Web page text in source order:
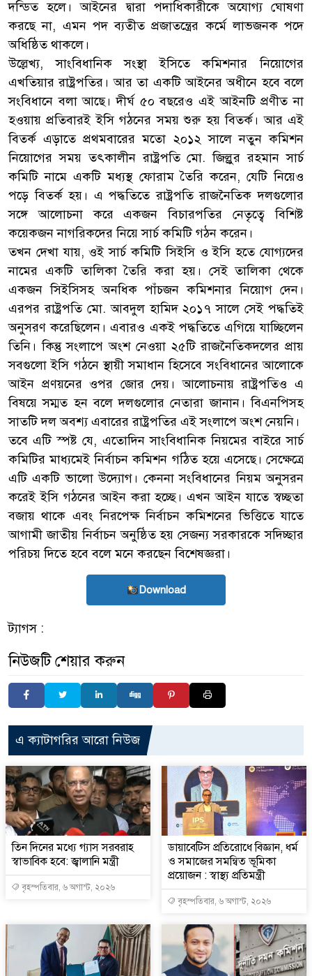
দন্ডিত হলে। আইনের দ্বারা পদাধিকারীকে অযোগ্য ঘোষণা
করছে না, এমন পদ ব্যতীত প্রজাতন্ত্রের কর্মে লাভজনক পদে
অধিষ্ঠিত থাকলে।
উল্লেখ্য, সাংবিধানিক সংস্থা ইসিতে কমিশনার নিয়োগের
এখতিয়ার রাষ্ট্রপতির। আর তা একটি আইনের অধীনে হবে বলে
সংবিধানে বলা আছে। দীর্ঘ ৫০ বছরেও এই আইনটি প্রণীত না
হওয়ায় প্রতিবারই ইসি গঠনের সময় শুরু হয় বিতর্ক। আর এই
বিতর্ক এড়াতে প্রথমবারের মতো ২০১২ সালে নতুন কমিশন
নিয়োগের সময় তৎকালীন রাষ্ট্রপতি মো. জিল্লুর রহমান সার্চ
কমিটি নামে একটি মধ্যস্থ ফোরাম তৈরি করেন, যেটি নিয়েও
পড়ে বিতর্ক হয়। এ পদ্ধতিতে রাষ্ট্রপতি রাজনৈতিক দলগুলোর
সঙ্গে আলোচনা করে একজন বিচারপতির নেতৃত্বে বিশিষ্ট
কয়েকজন নাগরিকদের নিয়ে সার্চ কমিটি গঠন করেন।
তখন দেখা যায়, ওই সার্চ কমিটি সিইসি ও ইসি হতে যোগ্যদের
নামের একটি তালিকা তৈরি করা হয়। সেই তালিকা থেকে
একজন সিইসিসহ অনধিক পাঁচজন কমিশনার নিয়োগ দেন।
এরপর রাষ্ট্রপতি মো. আবদুল হামিদ ২০১৭ সালে সেই পদ্ধতিই
অনুসরণ করেছিলেন। এবারও একই পদ্ধতিতে এগিয়ে যাচ্ছিলেন
তিনি। কিন্তু সংলাপে অংশ নেওয়া ২৫টি রাজনৈতিকদলের প্রায়
সবগুলো ইসি গঠনে স্থায়ী সমাধান হিসেবে সংবিধানের আলোকে
আইন প্রণয়নের ওপর জোর দেয়। আলোচনায় রাষ্ট্রপতিও এ
বিষয়ে সম্মত হন বলে দলগুলোর নেতারা জানান। বিএনপিসহ
সাতটি দল অবশ্য এবারের রাষ্ট্রপতির এই সংলাপে অংশ নেয়নি।
তবে এটি স্পষ্ট যে, এতোদিন সাংবিধানিক নিয়মের বাইরে সার্চ
কমিটির মাধ্যমেই নির্বাচন কমিশন গঠিত হয়ে এসেছে। সেক্ষেত্রে
এটি একটি ভালো উদ্যোগ। কেননা সংবিধানের নিয়ম অনুসরন
করেই ইসি গঠনের আইন করা হচ্ছে। এখন আইন যাতে স্বচ্ছতা
বজায় থাকে এবং নিরপেক্ষ নির্বাচন কমিশনের ভিত্তিতে যাতে
আগামী জাতীয় নির্বাচন অনুষ্ঠিত হয় সেজন্য সরকারকে সদিচ্ছার
পরিচয় দিতে হবে বলে মনে করছেন বিশেষজ্ঞরা।
Download
ট্যাগস :
নিউজটি শেয়ার করুন
এ ক্যাটাগরির আরো নিউজ
তিন দিনের মধ্যে গ্যাস সরবরাহ
স্বাভাবিক হবে: জ্বালানি মন্ত্রী
বৃহস্পতিবার, ৬ অগাস্ট, ২০২৬
ডায়াবেটিস প্রতিরোধে বিজ্ঞান, ধর্ম
ও সমাজের সমন্বিত ভূমিকা
প্রয়োজন : স্বাস্থ্য প্রতিমন্ত্রী
বৃহস্পতিবার, ৬ অগাস্ট, ২০২৬